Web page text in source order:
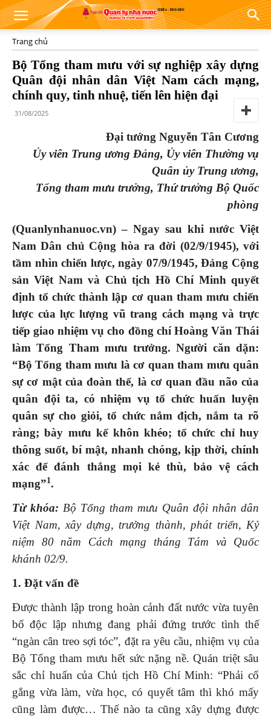
Trang chủ
Bộ Tổng tham mưu với sự nghiệp xây dựng
Quân đội nhân dân Việt Nam cách mạng,
chính quy, tinh nhuệ, tiến lên hiện đại
31/08/2025
Đại tướng Nguyễn Tân Cương
Ủy viên Trung ương Đảng, Ủy viên Thường vụ
Quân ủy Trung ương,
Tổng tham mưu trưởng, Thứ trưởng Bộ Quốc
phòng
(Quanlynhanuoc.vn) – Ngay sau khi nước Việt
Nam Dân chủ Cộng hòa ra đời (02/9/1945), với
tầm nhìn chiến lược, ngày 07/9/1945, Đảng Cộng
sản Việt Nam và Chủ tịch Hồ Chí Minh quyết
định tổ chức thành lập cơ quan tham mưu chiến
lược của lực lượng vũ trang cách mạng và trực
tiếp giao nhiệm vụ cho đồng chí Hoàng Văn Thái
làm Tổng Tham mưu trưởng. Người căn dặn:
“Bộ Tổng tham mưu là cơ quan tham mưu quân
sự cơ mật của đoàn thể, là cơ quan đầu não của
quân đội ta, có nhiệm vụ tổ chức huấn luyện
quân sự cho giỏi, tổ chức nắm địch, nắm ta rõ
ràng; bày mưu kế khôn khéo; tổ chức chỉ huy
thông suốt, bí mật, nhanh chóng, kịp thời, chính
xác để đánh thắng mọi kẻ thù, bảo vệ cách
mạng”1.
Từ khóa: Bộ Tổng tham mưu Quân đội nhân dân
Việt Nam, xây dựng, trưởng thành, phát triển, Kỷ
niệm 80 năm Cách mạng tháng Tám và Quốc
khánh 02/9.
1. Đặt vấn đề
Được thành lập trong hoàn cảnh đất nước vừa tuyên
bố độc lập nhưng đang phải đứng trước tình thế
“ngàn cân treo sợi tóc”, đặt ra yêu cầu, nhiệm vụ của
Bộ Tổng tham mưu hết sức nặng nề. Quán triệt sâu
sắc chỉ huấn của Chủ tịch Hồ Chí Minh: “Phải cố
gắng vừa làm, vừa học, có quyết tâm thì khó mấy
cũng làm được… Thế nào ta cũng xây dựng được